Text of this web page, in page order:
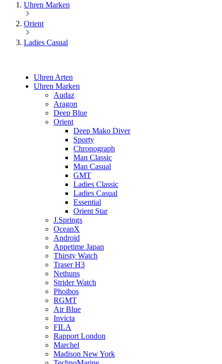
Uhren Marken
Orient
Ladies Casual
Uhren Arten
Uhren Marken
Audaz
Aragon
Deep Blue
Orient
Deep Mako Diver
Sporty
Chronograph
Man Classic
Man Casual
GMT
Ladies Classic
Ladies Casual
Essential
Orient Star
J.Springs
OceanX
Android
Appetime Japan
Thirsty Watch
Traser H3
Nethuns
Strider Watch
Phoibos
RGMT
Air Blue
Invicta
FILA
Rapport London
Marchel
Madison New York